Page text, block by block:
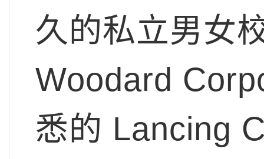
久的私立男女
Woodard
悉的 Lancing